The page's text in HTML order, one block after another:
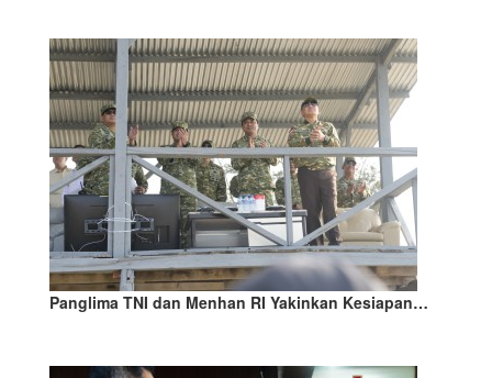
Panglima TNI dan Menhan RI Yakinkan Kesiapan…